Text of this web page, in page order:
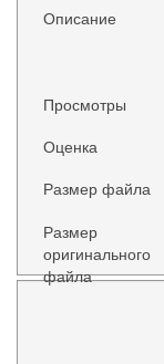
Описание
Просмотры
Оценка
Размер файла
Размер
оригинального
файла